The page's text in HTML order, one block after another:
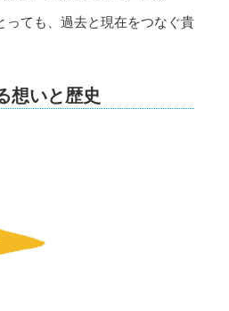
っても、過去と現在をつなぐ貴
想いと歴史